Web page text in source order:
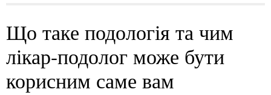
Що таке подологія та чим
лікар-подолог може бути
корисним саме вам